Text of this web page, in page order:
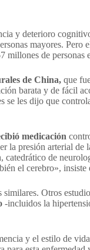
y deterioro
mayores.
millones de personas
de China, que
barata y de fácil
les dijo que
medicación
la presión arterial
de
el cerebro», insiste
Otros
-incluidos la
y el estilo de